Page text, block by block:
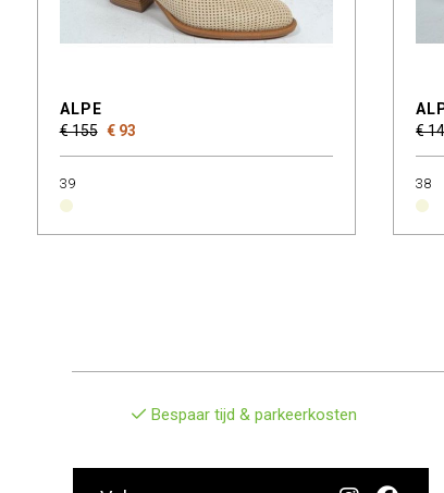
ALPE
€ 155 € 93
39
€
38
Bespaar tijd & parkeerkosten